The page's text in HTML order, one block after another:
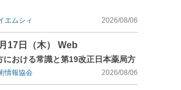
エムシィ 2026/08/06
17日（木） Web
における常識と第19改正日本薬局方
情報協会 2026/08/06